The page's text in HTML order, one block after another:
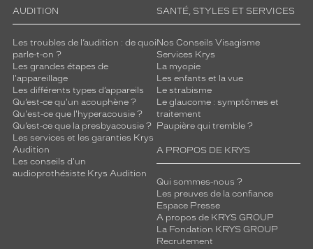
AUDITION
Les troubles de l’audition : de quoi
parle-t-on ?
Les grandes étapes de
l'appareillage
Les différents types d’appareils
Qu’est-ce qu'un acouphène ?
Qu'est-ce que l'hyperacousie ?
Qu’est-ce que la presbyacousie ?
Les services et les garanties Krys
Audition
Les conseils d'un
audioprothésiste Krys Audition
SANTÉ, STYLES ET SERVICES
Nos Conseils Visagisme
Services Krys
La myopie
Les enfants et la vue
Le strabisme
Le glaucome : symptômes et
traitement
Paupière qui tremble ?
A PROPOS DE KRYS
Qui sommes-nous ?
Les preuves de la confiance
Espace Presse
A propos de KRYS GROUP
La Fondation KRYS GROUP
Recrutement